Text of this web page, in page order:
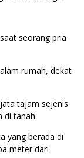
seorang pria
rumah, dekat
tajam sejenis
di tanah.
yang berada di
meter dari